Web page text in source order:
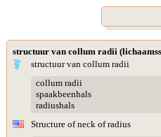
structuur van collum radii
structuur van collum radii
collum radii
spaakbeenhals
radiushals
Structure of neck of radius